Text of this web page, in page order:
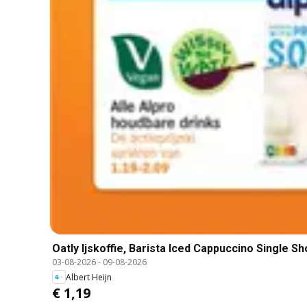
Oatly Ijskoffie, Barista Iced Cappuccino Single
03-08-2026- 09-08-2026
Albert Heijn
€ 1,19